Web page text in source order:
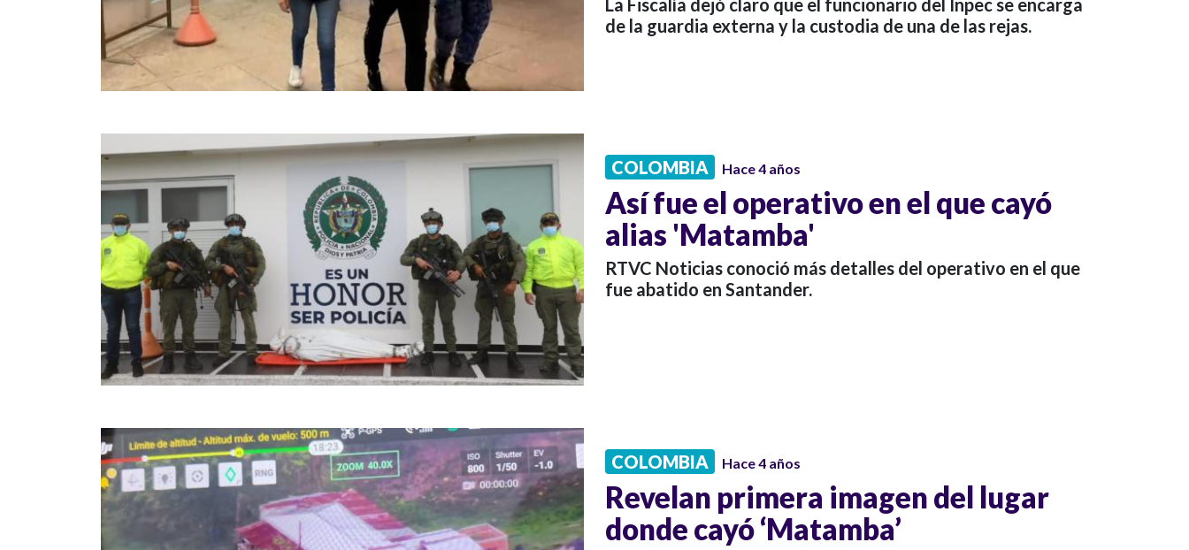
La Fiscalía dejó claro que el funcionario del Inpec se encarga
de la guardia externa y la custodia de una de las rejas.
COLOMBIA Hace 4 años
Así fue el operativo en el que cayó
alias 'Matamba'
RTVC Noticias conoció más detalles del operativo en el que
fue abatido en Santander.
COLOMBIA Hace 4 años
Revelan primera imagen del lugar
donde cayó ‘Matamba’